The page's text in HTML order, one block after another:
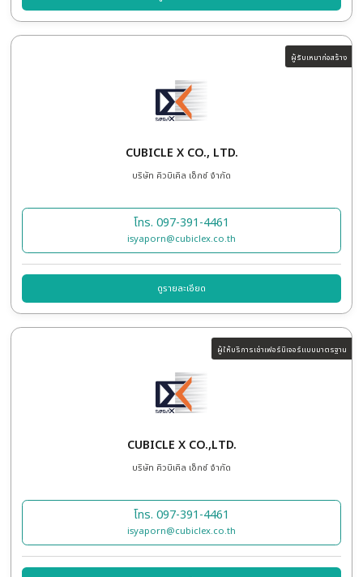
ARCOTHAI CO., LTD.
บริษัท อาร์โค่ไทย
โทร. 080-188-5599
sirirat@arcothai.com
ดูรายละเอียด
CITYNEON NETWORK CO., LTD.
บริษัท ซิตี้นีออน เน็ตเวอร์ค จำกัด
โทร. 081-298-1317
ดูรายละเอียด